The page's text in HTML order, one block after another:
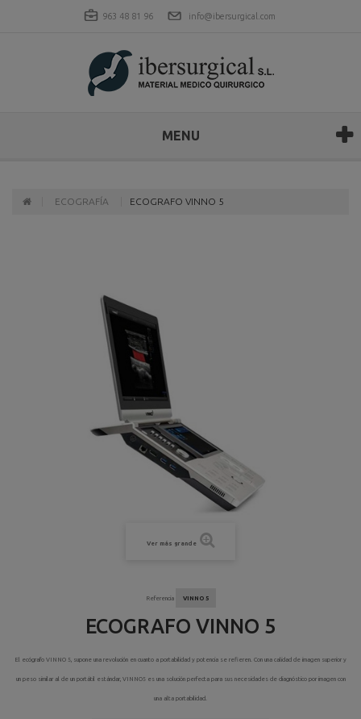
963 48 81 96 info@ibersurgical.com
MENU
ECOGRAFÍA ECOGRAFO VINNO 5
Ver más grande
Referencia VINNO 5
ECOGRAFO VINNO 5
El ecógrafo VINNO 5, supone una revolución en cuanto a portabilidad y potencia se refieren. Con una calidad de imagen superior y
un peso similar al de un portátil estándar, VINNO5 es una solución perfecta para sus necesidades de diagnóstico por imagen con
una alta portabilidad.